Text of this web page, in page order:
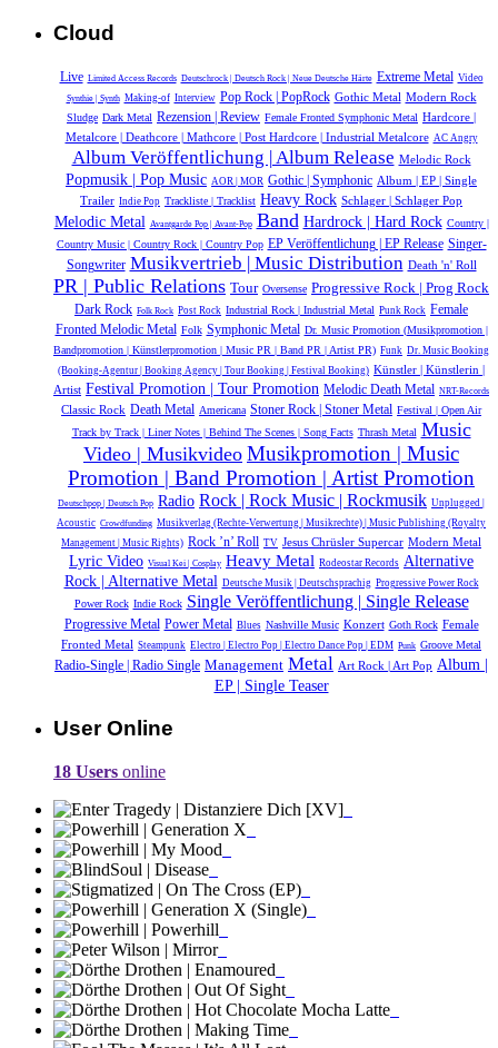
Cloud
Live Limited Access Records Deutschrock | Deutsch Rock | Neue Deutsche Härte Extreme Metal Video
Synthie | Synth Making-of Interview Pop Rock | PopRock Gothic Metal Modern Rock
Sludge Dark Metal Rezension | Review Female Fronted Symphonic Metal Hardcore |
Metalcore | Deathcore | Mathcore | Post Hardcore | Industrial Metalcore AC Angry
Album Veröffentlichung | Album Release Melodic Rock
Popmusik | Pop Music AOR | MOR Gothic | Symphonic Album | EP | Single
Trailer Indie Pop Trackliste | Tracklist Heavy Rock Schlager | Schlager Pop
Melodic Metal Avantgarde Pop | Avant-Pop Band Hardrock | Hard Rock Country |
Country Music | Country Rock | Country Pop EP Veröffentlichung | EP Release Singer-
Songwriter Musikvertrieb | Music Distribution Death 'n' Roll
PR | Public Relations Tour Oversense Progressive Rock | Prog Rock
Dark Rock Folk Rock Post Rock Industrial Rock | Industrial Metal Punk Rock Female
Fronted Melodic Metal Folk Symphonic Metal Dr. Music Promotion (Musikpromotion |
Bandpromotion | Künstlerpromotion | Music PR | Band PR | Artist PR) Funk Dr. Music Booking
(Booking-Agentur | Booking Agency | Tour Booking | Festival Booking) Künstler | Künstlerin |
Artist Festival Promotion | Tour Promotion Melodic Death Metal NRT-Records
Classic Rock Death Metal Americana Stoner Rock | Stoner Metal Festival | Open Air
Track by Track | Liner Notes | Behind The Scenes | Song Facts Thrash Metal Music
Video | Musikvideo Musikpromotion | Music
Promotion | Band Promotion | Artist Promotion
Deutschpop | Deutsch Pop Radio Rock | Rock Music | Rockmusik Unplugged |
Acoustic Crowdfunding Musikverlag (Rechte-Verwertung | Musikrechte) | Music Publishing (Royalty
Management | Music Rights) Rock ’n’ Roll TV Jesus Chrüsler Supercar Modern Metal
Lyric Video Visual Kei | Cosplay Heavy Metal Rodeostar Records Alternative
Rock | Alternative Metal Deutsche Musik |‎ Deutschsprachig Progressive Power Rock
Power Rock Indie Rock Single Veröffentlichung | Single Release
Progressive Metal Power Metal Blues Nashville Music Konzert Goth Rock Female
Fronted Metal Steampunk Electro | Electro Pop | Electro Dance Pop | EDM Punk Groove Metal
Radio-Single | Radio Single Management Metal Art Rock | Art Pop Album |
EP | Single Teaser
User Online
18 Users online